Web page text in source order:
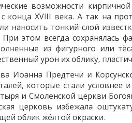
возможности
XVIII века. А так на
тонкий слой
этом всегда сохранялась
из фигурного или
урон их облику,
Иоанна Предтечи и
которые стали условнее
и Смоленской церкви
церковь избежала
облик жёлтой окраски.